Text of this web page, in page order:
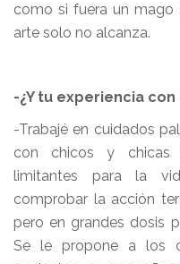
como si fuera un mago
arte solo no alcanza.
-¿Y tu experiencia
-Trabajé en cuidados
con chicos y chicas
limitantes para la
comprobar la acción
pero en grandes dosis
Se le propone a los